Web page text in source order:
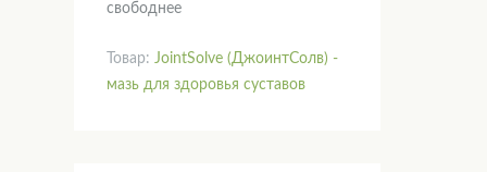
свободнее
Товар: JointSolve (ДжоинтСолв) -
мазь для здоровья суставов